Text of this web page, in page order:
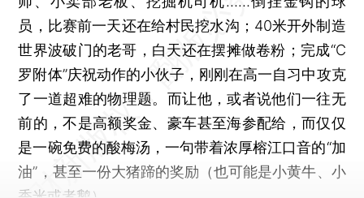
员，比赛前一天还在给村民挖水沟；40米开外制造
世界波破门的老哥，白天还在摆摊做卷粉；完成“C
罗附体”庆祝动作的小伙子，刚刚在高一自习中攻克
了一道超难的物理题。而让他，或者说他们一往无
前的，不是高额奖金、豪车甚至海参配给，而仅仅
是一碗免费的酸梅汤，一句带着浓厚榕江口音的“加
油”，甚至一份大猪蹄的奖励（也可能是小黄牛、小